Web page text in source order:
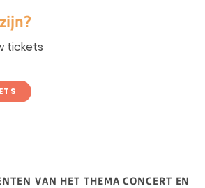
tickets
VAN HET THEMA CONCERT EN